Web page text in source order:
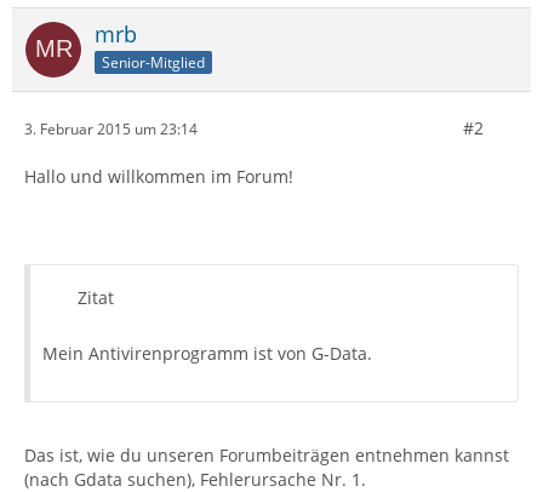
mrb
Senior-Mitglied
3. Februar 2015 um 23:14 #2
Hallo und willkommen im Forum!
Zitat
Mein Antivirenprogramm ist von G-Data.
Das ist, wie du unseren Forumbeiträgen entnehmen kannst
(nach Gdata suchen), Fehlerursache Nr. 1.